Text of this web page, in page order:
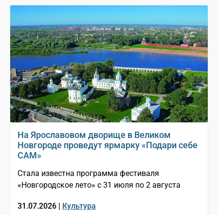
На Ярославовом дворище в Великом
Новгороде проведут ярмарку «Подари себе
САМ»
Стала известна программа фестиваля
«Новгородское лето» с 31 июля по 2 августа
31.07.2026 | Культура